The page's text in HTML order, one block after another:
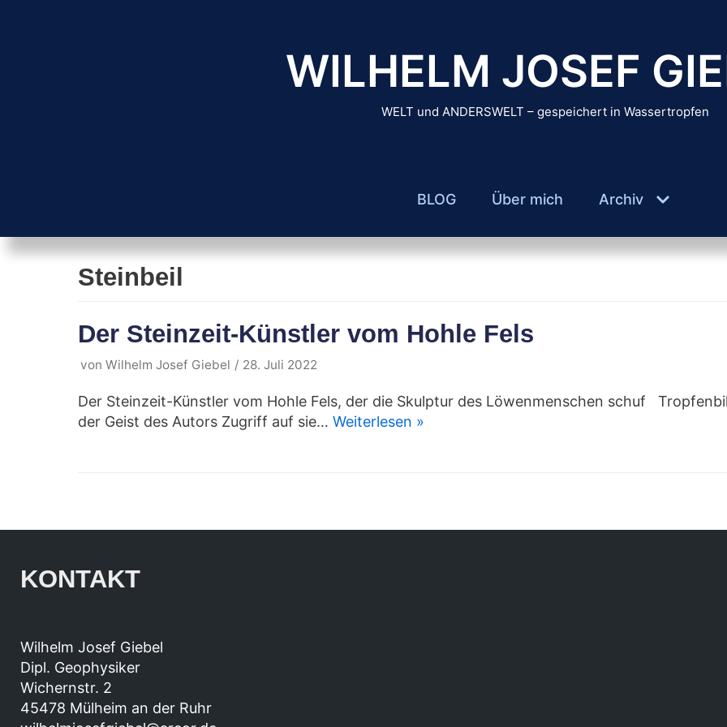
WILHELM JOSEF
WELT und ANDERSWELT – gespeichert in Wassertropfen
BLOG Über mich Archiv
Steinbeil
Der Steinzeit-Künstler vom Hohle Fels
von Wilhelm Josef Giebel 28. Juli 2022
Der Steinzeit-Künstler vom Hohle Fels, der die Skulptur des Löwenmenschen schuf
der Geist des Autors Zugriff auf sie… Weiterlesen »
KONTAKT
Wilhelm Josef Giebel
Dipl. Geophysiker
Wichernstr. 2
45478 Mülheim an der Ruhr